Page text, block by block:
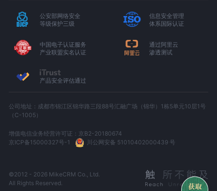
公安部网络安全
等级保护三级
信息安全管理
体系国际认证
中国电子认证服务
产业联盟实名认证
通过阿里云
渗透测试
产品安全评估通过
公司地址：成都市锦江区锦华路三段88号汇融广场（锦华）1栋5单元10层1号
（C-1005）
增值电信业务经营许可证：京B2-20180674
京ICP备15000327号-1
川公网安备 51010402000439 号
©2012 - 2026 MikeCRM Co., Ltd.
All Rights Reserved.